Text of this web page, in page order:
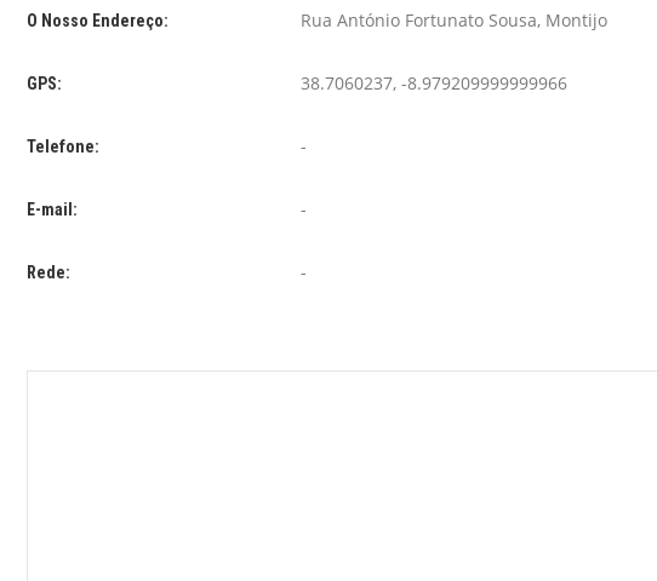
O Nosso Endereço: Rua António Fortunato Sousa, Montijo
GPS: 38.7060237, -8.979209999999966
Telefone: -
E-mail: -
Rede: -